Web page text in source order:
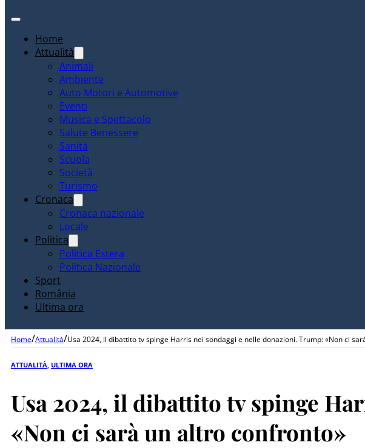
Home
Attualità
Animali
Ambiente
Auto Motori e Automotive
Eventi
Musica e Spettacolo
Salute Benessere
Sanità
Scuola
Società
Turismo
Cronaca
Cronaca nazionale
Locale
Politica
Politica Estera
Politica Nazionale
Sport
România
Ultima ora
Home/Attualità/Usa 2024, il dibattito tv spinge Harris nei sondaggi e nelle donazioni. Trump: «Non ci
ATTUALITÀ ULTIMA ORA
Usa 2024, il dibattito tv spinge
«Non ci sarà un altro confronto»